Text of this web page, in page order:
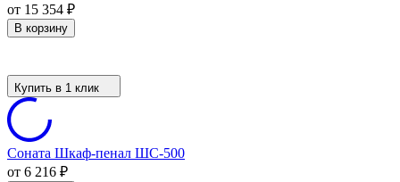
от 15 354 ₽
В корзину
Купить в 1 клик
Соната Шкаф-пенал ШС-500
от 6 216 ₽